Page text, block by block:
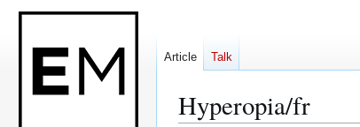
Hyperopia/fr
Article Talk